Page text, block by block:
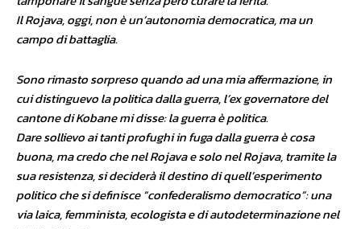
Il Rojava, oggi, non è un’autonomia democratica, ma un
campo di battaglia.
Sono rimasto sorpreso quando ad una mia affermazione, in
cui distinguevo la politica dalla guerra, l’ex governatore del
cantone di Kobane mi disse: la guerra è politica.
Dare sollievo ai tanti profughi in fuga dalla guerra è cosa
buona, ma credo che nel Rojava e solo nel Rojava, tramite la
sua resistenza, si deciderà il destino di quell’esperimento
politico che si definisce “confederalismo democratico”: una
via laica, femminista, ecologista e di autodeterminazione nel